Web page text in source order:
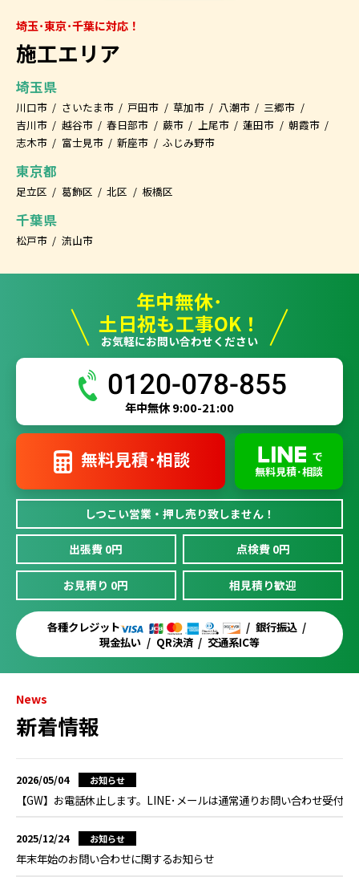
埼玉･東京･千葉に対応！
施工エリア
埼玉県
川口市 さいたま市 戸田市 草加市 八潮市
三郷市
吉川市
越谷市 春日部市 蕨市 上尾市 蓮田市
朝霞市
志木市
富士見市 新座市 ふじみ野市
東京都
足立区 葛飾区 北区 板橋区
千葉県
松戸市 流山市
年中無休･
土日祝も工事OK！
お気軽にお問い合わせください
0120-078-855
年中無休 9:00-21:00
無料見積･相談
で
無料見積･相談
しつこい営業・押し売り致しません！
出張費 0円 点検費 0円
お見積り 0円 相見積り歓迎
各種クレジット
銀行振込
現金払い
QR決済 交通系IC等
News
新着情報
2026/05/04 お知らせ
【GW】お電話休止します。LINE･メールは通常通りお問い合わせ受付
2025/12/24 お知らせ
年末年始のお問い合わせに関するお知らせ